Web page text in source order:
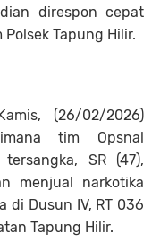
direspon cepat
Tapung Hilir.
(26/02/2026)
tim Opsnal
SR (47),
menjual narkotika
Dusun IV, RT 036
Tapung Hilir.